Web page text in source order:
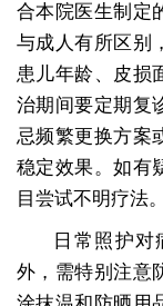
合本院医生制定
与成人有所区别
患儿年龄、皮损
治期间要定期复
忌频繁更换方案
稳定效果。如有
目尝试不明疗法。
日常照护
外，需特别注意